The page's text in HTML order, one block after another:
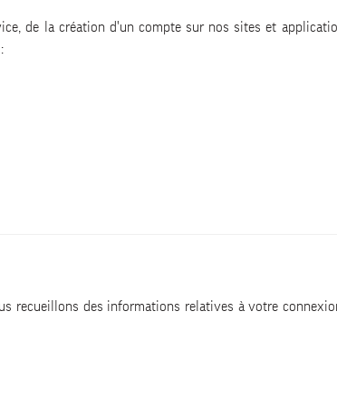
de la création d'un compte sur nos sites et
recueillons des informations relatives à votre